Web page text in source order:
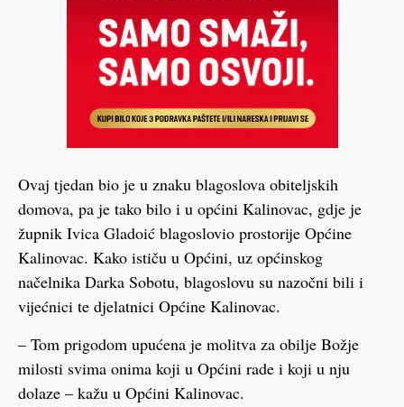
Ovaj tjedan bio je u znaku blagoslova obiteljskih
domova, pa je tako bilo i u općini Kalinovac, gdje je
župnik Ivica Gladoić blagoslovio prostorije Općine
Kalinovac. Kako ističu u Općini, uz općinskog
načelnika Darka Sobotu, blagoslovu su nazočni bili i
vijećnici te djelatnici Općine Kalinovac.
– Tom prigodom upućena je molitva za obilje Božje
milosti svima onima koji u Općini rade i koji u nju
dolaze – kažu u Općini Kalinovac.